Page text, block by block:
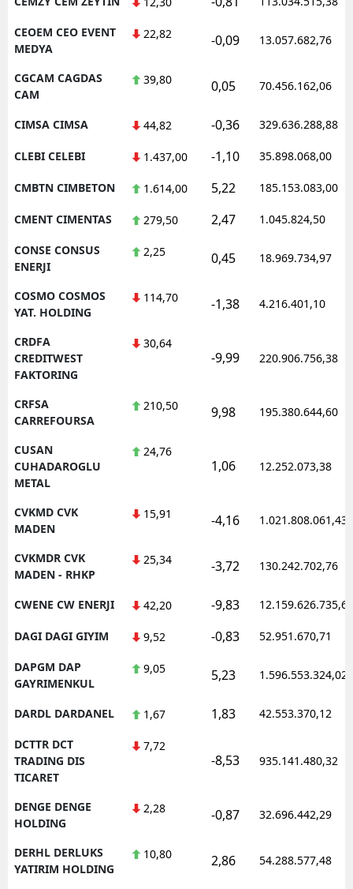
CEOEM CEO EVENT
MEDYA
22,82 -0,09 13.057.682,76
CGCAM CAGDAS
CAM
39,80 0,05 70.456.162,06
CIMSA CIMSA 44,82 -0,36 329.636.288,88
CLEBI CELEBI 1.437,00 -1,10 35.898.068,00
CMBTN CIMBETON 1.614,00 5,22 185.153.083,00
CMENT CIMENTAS 279,50 2,47 1.045.824,50
CONSE CONSUS
ENERJI
2,25 0,45 18.969.734,97
COSMO COSMOS
YAT. HOLDING
114,70 -1,38 4.216.401,10
CRDFA
CREDITWEST
FAKTORING
30,64
-9,99 220.906.756,38
CRFSA
CARREFOURSA
210,50 9,98 195.380.644,60
CUSAN
CUHADAROGLU
METAL
24,76
1,06 12.252.073,38
CVKMD CVK
MADEN
15,91 -4,16 1.021.808.061,43
CVKMDR CVK
MADEN - RHKP
25,34 -3,72 130.242.702,76
CWENE CW ENERJI 42,20 -9,83 12.159.626.735,62
DAGI DAGI GIYIM 9,52 -0,83 52.951.670,71
DAPGM DAP
GAYRIMENKUL
9,05 5,23 1.596.553.324,02
DARDL DARDANEL 1,67 1,83 42.553.370,12
DCTTR DCT
TRADING DIS
TICARET
7,72
-8,53 935.141.480,32
DENGE DENGE
HOLDING
2,28 -0,87 32.696.442,29
DERHL DERLUKS
YATIRIM HOLDING
10,80 2,86 54.288.577,48